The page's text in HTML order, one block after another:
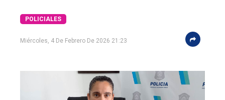
únicoPOLICIALES
Miércoles, 4 De Febrero De 2026 21:23